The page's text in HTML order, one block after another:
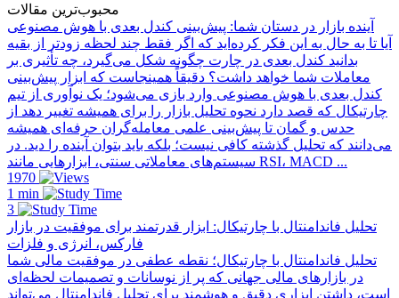
محبوب‌ترین مقالات
آینده بازار در دستان شما: پیش‌بینی کندل بعدی با هوش مصنوعی
آیا تا به حال به این فکر کرده‌اید که اگر فقط چند لحظه زودتر از بقیه
بدانید کندل بعدی در چارت چگونه شکل می‌گیرد، چه تأثیری بر
معاملات شما خواهد داشت؟ دقیقاً همینجاست که ابزار پیش‌بینی
کندل بعدی با هوش مصنوعی وارد بازی می‌شود؛ یک نوآوری از تیم
چارتیکال که قصد دارد نحوه تحلیل بازار را برای همیشه تغییر دهد از
حدس و گمان تا پیش‌بینی علمی معامله‌گران حرفه‌ای همیشه
می‌دانند که تحلیل گذشته کافی نیست؛ بلکه باید بتوان آینده را دید. در
سیستم‌های معاملاتی سنتی، ابزارهایی مانند RSI، MACD ...
1970
1 min
3
تحلیل فاندامنتال با چارتیکال: ابزار قدرتمند برای موفقیت در بازار
فارکس، انرژی و فلزات
تحلیل فاندامنتال با چارتیکال؛ نقطه عطفی در موفقیت مالی شما
در بازارهای مالی جهانی که پر از نوسانات و تصمیمات لحظه‌ای
است، داشتن ابزاری دقیق و هوشمند برای تحلیل فاندامنتال می‌تواند